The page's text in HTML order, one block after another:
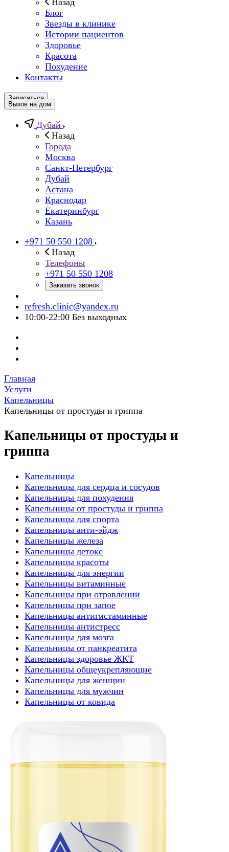
Назад
Блог
Звезды в клинике
Истории пациентов
Здоровье
Красота
Похудение
Контакты
Записаться
Вызов на дом
Дубай
Назад
Города
Москва
Санкт-Петербург
Дубай
Астана
Краснодар
Екатеринбург
Казань
+971 50 550 1208
Назад
Телефоны
+971 50 550 1208
Заказать звонок
refresh.clinic@yandex.ru
10:00-22:00 Без выходных
Главная
Услуги
Капельницы
Капельницы от простуды и гриппа
Капельницы от простуды и
гриппа
Капельницы
Капельницы для сердца и сосудов
Капельницы для похудения
Капельницы от простуды и гриппа
Капельницы для спорта
Капельницы анти-эйдж
Капельницы железа
Капельницы детокс
Капельницы красоты
Капельницы для энергии
Капельницы витаминные
Капельницы при отравлении
Капельницы при запое
Капельницы антигистаминные
Капельницы антистресс
Капельницы для мозга
Капельницы от панкреатита
Капельницы здоровье ЖКТ
Капельницы общеукрепляющие
Капельницы для женщин
Капельницы для мужчин
Капельницы от ковида